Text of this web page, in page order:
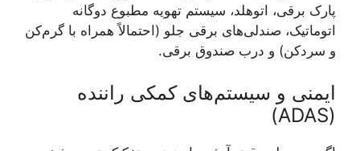
پارک برقی، اتوهلد، سیستم تهویه مطبوع دوگانه
اتوماتیک، صندلی‌های برقی جلو (احتمالاً همراه با گرم‌کن
و سردکن) و درب صندوق برقی.
ایمنی و سیستم‌های کمکی راننده
(ADAS)